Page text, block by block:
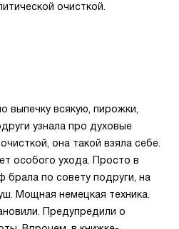
очисткой.
выпечку всякую, пирожки,
узнала про духовые
она такой взяла себе.
особого ухода. Просто в
брала по совету подруги, на
Мощная немецкая техника.
Предупредили о